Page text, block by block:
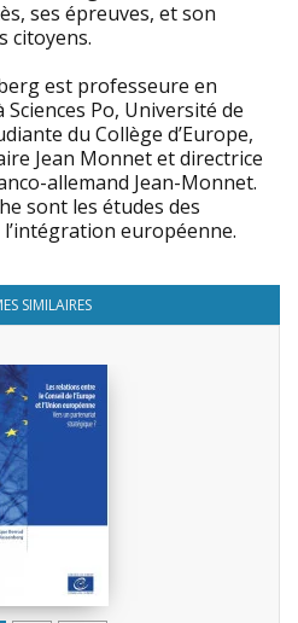
ses épreuves, et son
citoyens.
est professeure en
Po, Université de
du Collège d’Europe,
Jean Monnet et directrice
allemand Jean-Monnet.
sont les études des
européenne.
SIMILAIRES